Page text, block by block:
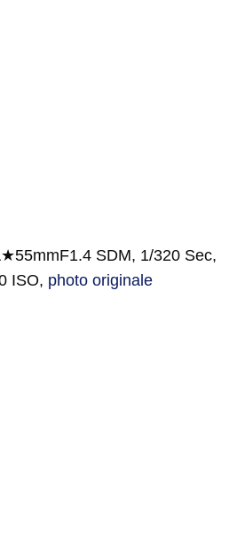
SDM, 1/320 Sec,
ISO, photo originale